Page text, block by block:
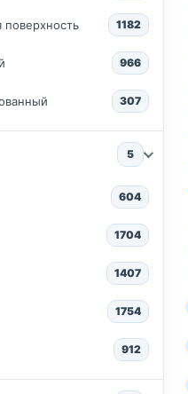
1182
966
307
5
604
1704
1407
1754
912